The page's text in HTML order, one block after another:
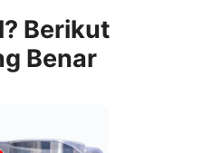
Berikut
Benar